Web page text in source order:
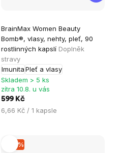
BrainMax Women Beauty
Bomb®, vlasy, nehty, pleť, 90
rostlinných kapslí Doplněk
stravy
ImunitaPleť a vlasy
hodnocení
produktu
je
4,9
z
5
hvězdiček.
Skladem > 5 ks
zítra 10.8. u vás
599 Kč
Měrná
6,66 Kč / 1 kapsle
–15 %